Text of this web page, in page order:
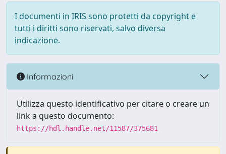
I documenti in IRIS sono protetti da copyright e
tutti i diritti sono riservati, salvo diversa
indicazione.
Informazioni
Utilizza questo identificativo per citare o creare un
link a questo documento:
https://hdl.handle.net/11587/375681